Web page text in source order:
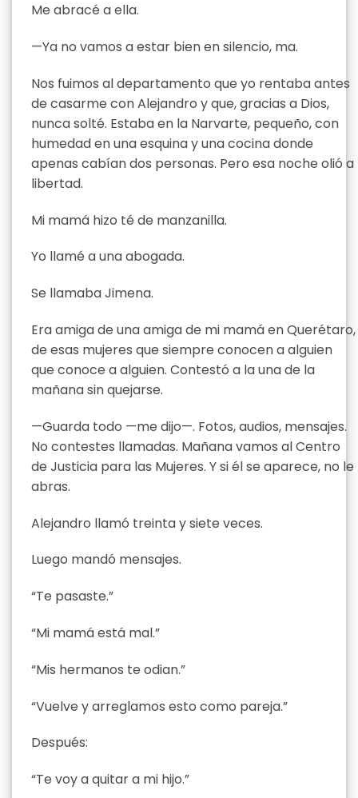
Me abracé a ella.
—Ya no vamos a estar bien en silencio, ma.
Nos fuimos al departamento que yo rentaba antes
de casarme con Alejandro y que, gracias a Dios,
nunca solté. Estaba en la Narvarte, pequeño, con
humedad en una esquina y una cocina donde
apenas cabían dos personas. Pero esa noche olió a
libertad.
Mi mamá hizo té de manzanilla.
Yo llamé a una abogada.
Se llamaba Jimena.
Era amiga de una amiga de mi mamá en Querétaro,
de esas mujeres que siempre conocen a alguien
que conoce a alguien. Contestó a la una de la
mañana sin quejarse.
—Guarda todo —me dijo—. Fotos, audios, mensajes.
No contestes llamadas. Mañana vamos al Centro
de Justicia para las Mujeres. Y si él se aparece, no le
abras.
Alejandro llamó treinta y siete veces.
Luego mandó mensajes.
“Te pasaste.”
“Mi mamá está mal.”
“Mis hermanos te odian.”
“Vuelve y arreglamos esto como pareja.”
Después:
“Te voy a quitar a mi hijo.”